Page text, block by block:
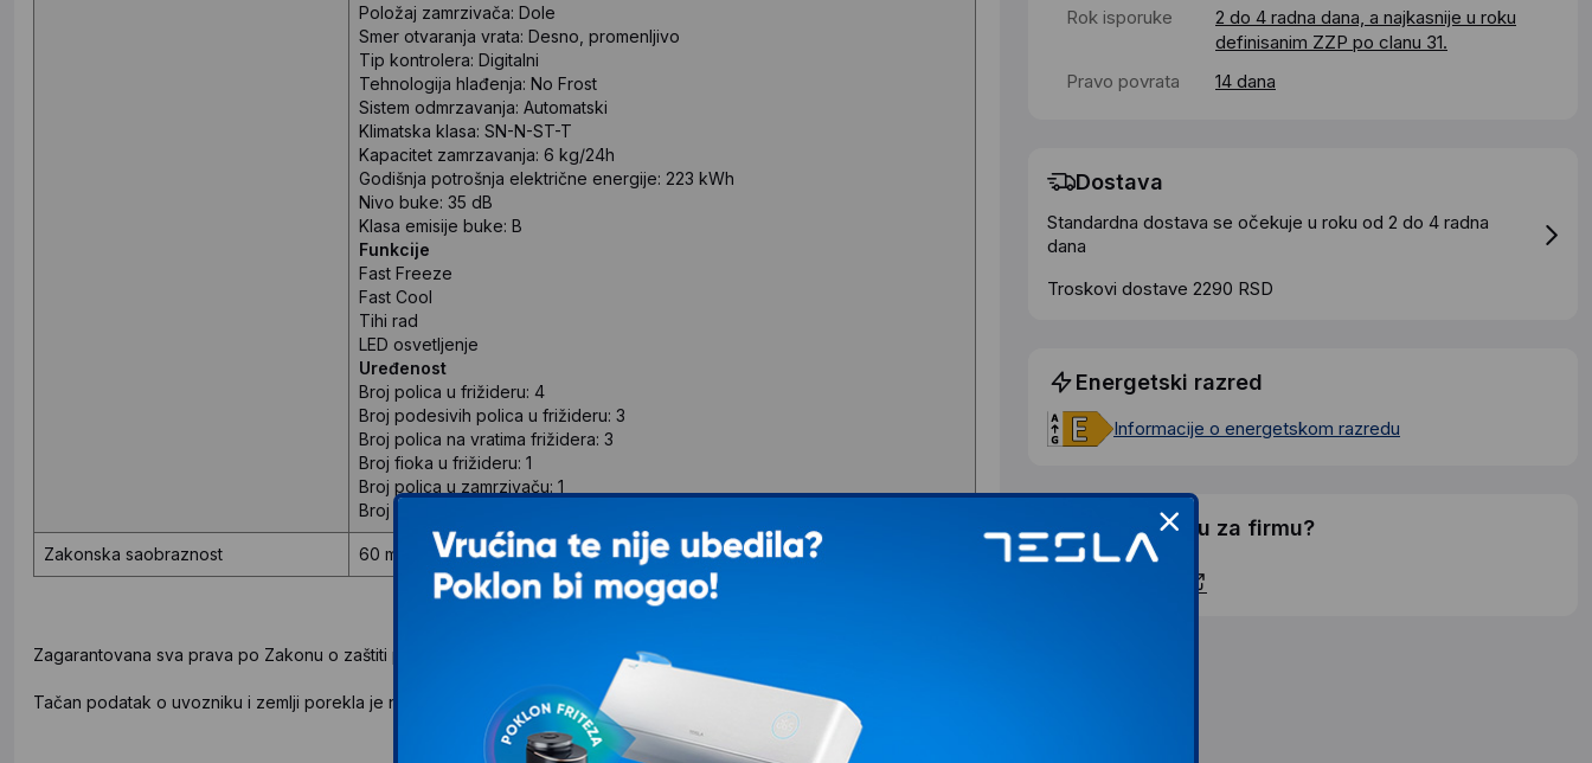
Rok isporuke
2 do 4 radna dana, a najkasnije u roku
definisanim ZZP po clanu 31.
Pravo povrata
14 dana
Dostava
Standardna dostava se očekuje u roku od 2 do 4 radna
dana
Troskovi dostave 2290 RSD
Energetski razred
Informacije o energetskom razredu
Želite li ponudu za firmu?
Položaj zamrzivača: Dole
Smer otvaranja vrata: Desno, promenljivo
Tip kontrolera: Digitalni
Tehnologija hlađenja: No Frost
Sistem odmrzavanja: Automatski
Klimatska klasa: SN-N-ST-T
Kapacitet zamrzavanja: 6 kg/24h
Godišnja potrošnja električne energije: 223 kWh
Nivo buke: 35 dB
Klasa emisije buke: B
Funkcije
Fast Freeze
Fast Cool
Tihi rad
LED osvetljenje
Uređenost
Broj polica u frižideru: 4
Broj podesivih polica u frižideru: 3
Broj polica na vratima frižidera: 3
Broj fioka u frižideru: 1
Broj polica u zamrzivaču: 1
Broj fioka u zamrzivaču: 2
Zakonska saobraznost 60 meseci
Zagarantovana sva prava po Zakonu o zaštiti potrošača.
Tačan podatak o uvozniku i zemlji porekla je naveden na deklaraciji proizvoda.